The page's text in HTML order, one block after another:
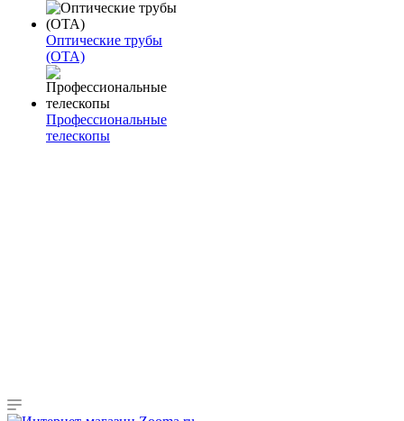
Оптические трубы
(OTA)
Профессиональные
телескопы